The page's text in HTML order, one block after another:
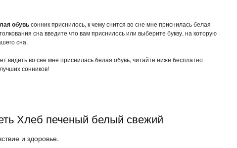
обувьсонник приснилось, к чему снится во сне мне приснилась белая
сна введите что вам приснилось или выберите букву, на которую
сна.
видеть во сне мне приснилась белая обувь, читайте ниже бесплатно
сонников!
Хлеб печеный белый свежий
и здоровье.